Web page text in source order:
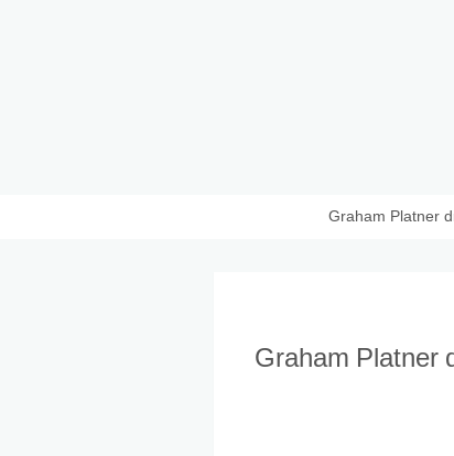
Graham Platner
Graham Platner